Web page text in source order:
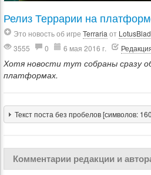
Релиз Террарии на
Это новость об игре Terraria от
3555
0 6 мая 2016 г.
Хотя новости тут собраны сразу
платформах.
Текст поста без пробелов [символов:
Комментарии редакции и